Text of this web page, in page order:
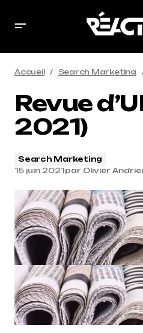
Accueil Search Marketing
Revue
2021)
Search Marketing
15 juin 2021par Olivier